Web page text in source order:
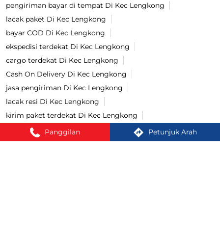
Panggilan Petunjuk Arah
pengiriman bayar di tempat Di Kec Lengkong
lacak paket Di Kec Lengkong
bayar COD Di Kec Lengkong
ekspedisi terdekat Di Kec Lengkong
cargo terdekat Di Kec Lengkong
Cash On Delivery Di Kec Lengkong
jasa pengiriman Di Kec Lengkong
lacak resi Di Kec Lengkong
kirim paket terdekat Di Kec Lengkong
cek ongkir cargo Di Kec Lengkong
jasa pengiriman barang Di Kec Lengkong